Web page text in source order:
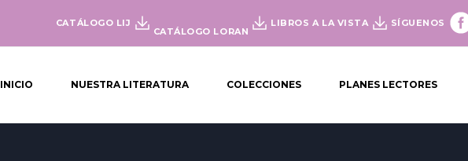
CATÁLOGO LIJ
CATÁLOGO LORAN
LIBROS A LA VISTA SÍGUENOS
INICIO NUESTRA LITERATURA COLECCIONES PLANES LECTORES